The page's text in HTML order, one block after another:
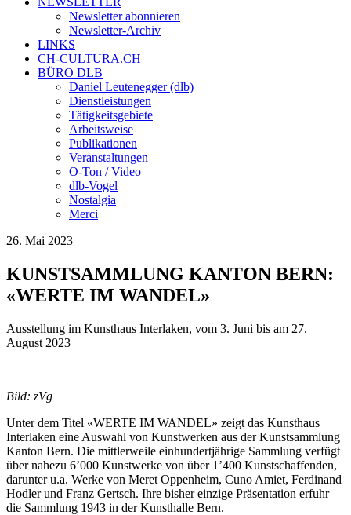
Newsletter abonnieren
Newsletter-Archiv
LINKS
CH-CULTURA.CH
BÜRO DLB
Daniel Leutenegger (dlb)
Dienstleistungen
Tätigkeitsgebiete
Arbeitsweise
Publikationen
Veranstaltungen
O-Ton / Video
dlb-Vogel
Nostalgia
Merci
26. Mai 2023
KUNSTSAMMLUNG KANTON BERN:
«WERTE IM WANDEL»
Ausstellung im Kunsthaus Interlaken, vom 3. Juni bis am 27.
August 2023
Bild: zVg
Unter dem Titel «WERTE IM WANDEL» zeigt das Kunsthaus
Interlaken eine Auswahl von Kunstwerken aus der Kunstsammlung
Kanton Bern. Die mittlerweile einhundertjährige Sammlung verfügt
über nahezu 6’000 Kunstwerke von über 1’400 Kunstschaffenden,
darunter u.a. Werke von Meret Oppenheim, Cuno Amiet, Ferdinand
Hodler und Franz Gertsch. Ihre bisher einzige Präsentation erfuhr
die Sammlung 1943 in der Kunsthalle Bern.